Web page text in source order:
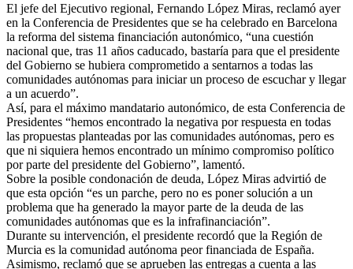
El jefe del Ejecutivo regional, Fernando López Miras, reclamó ayer
en la Conferencia de Presidentes que se ha celebrado en Barcelona
la reforma del sistema financiación autonómico, “una cuestión
nacional que, tras 11 años caducado, bastaría para que el presidente
del Gobierno se hubiera comprometido a sentarnos a todas las
comunidades autónomas para iniciar un proceso de escuchar y llegar
a un acuerdo”.
Así, para el máximo mandatario autonómico, de esta Conferencia de
Presidentes “hemos encontrado la negativa por respuesta en todas
las propuestas planteadas por las comunidades autónomas, pero es
que ni siquiera hemos encontrado un mínimo compromiso político
por parte del presidente del Gobierno”, lamentó.
Sobre la posible condonación de deuda, López Miras advirtió de
que esta opción “es un parche, pero no es poner solución a un
problema que ha generado la mayor parte de la deuda de las
comunidades autónomas que es la infrafinanciación”.
Durante su intervención, el presidente recordó que la Región de
Murcia es la comunidad autónoma peor financiada de España.
Asimismo, reclamó que se aprueben las entregas a cuenta a las